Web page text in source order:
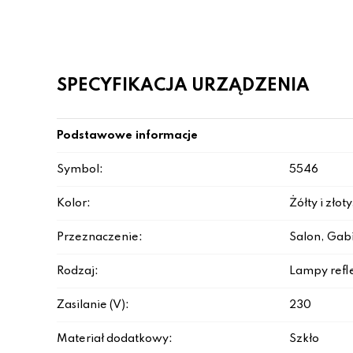
SPECYFIKACJA URZĄDZENIA
Podstawowe informacje
Symbol: 5546
Kolor: Żółty i
Przeznaczenie: Salon,
Rodzaj: Lampy
Zasilanie (V): 230
Materiał dodatkowy: Szkło